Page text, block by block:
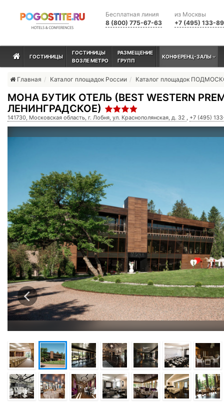
из Москвы
+7 (495) 133-
Бесплатная линия
8 (800) 775-67-63
ГОСТИНИЦЫ
ГОСТИНИЦЫ
ВОЗЛЕ МЕТРО
РАЗМЕЩЕНИЕ
ГРУПП
КОНФЕРЕНЦ-ЗАЛЫ
Главная Каталог площадок России Каталог площадок
МОНА БУТИК ОТЕЛЬ (BEST WESTERN
ЛЕНИНГРАДСКОЕ)
141730, Московская область, г. Лобня, ул. Краснополянская, д. 32 , +7 (495)